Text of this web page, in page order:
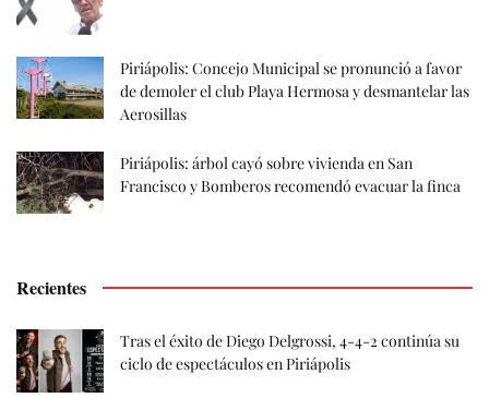
Piriápolis: Concejo Municipal se pronunció a favor
de demoler el club Playa Hermosa y desmantelar las
Aerosillas
Piriápolis: árbol cayó sobre vivienda en San
Francisco y Bomberos recomendó evacuar la finca
Recientes
Tras el éxito de Diego Delgrossi, 4-4-2 continúa su
ciclo de espectáculos en Piriápolis